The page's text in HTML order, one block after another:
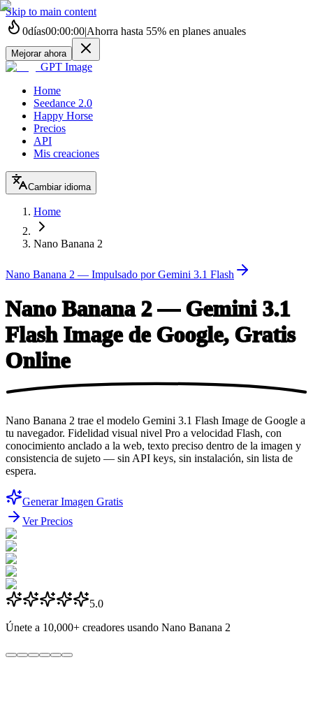
Skip to main content
0días00:00:00|Ahorra hasta 55% en planes anuales
Mejorar ahora
GPT Image
Home
Seedance 2.0
Happy Horse
Precios
API
Mis creaciones
Cambiar idioma
Home
Nano Banana 2
Nano Banana 2 — Impulsado por Gemini 3.1 Flash
Nano Banana 2 — Gemini 3.1
Flash Image de Google, Gratis
Online
Nano Banana 2 trae el modelo Gemini 3.1 Flash Image de Google a
tu navegador. Fidelidad visual nivel Pro a velocidad Flash, con
conocimiento anclado a la web, texto preciso dentro de la imagen y
consistencia de sujeto — sin API keys, sin instalación, sin lista de
espera.
Generar Imagen Gratis
Ver Precios
5.0
Únete a 10,000+ creadores usando Nano Banana 2